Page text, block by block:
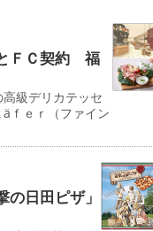
ＦＣ契約 福
級デリカテッセ
ｆｅｒ（ファイン
日田ピザ」